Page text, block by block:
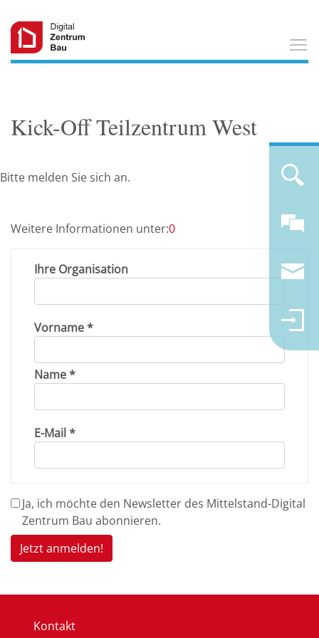
Kick-Off Teilzentrum West
Bitte melden Sie sich an.
Weitere Informationen unter:0
Ihre Organisation
Vorname *
Name *
E-Mail *
Ja, ich möchte den Newsletter des Mittelstand-Digital
Zentrum Bau abonnieren.
Jetzt anmelden!
Kontakt